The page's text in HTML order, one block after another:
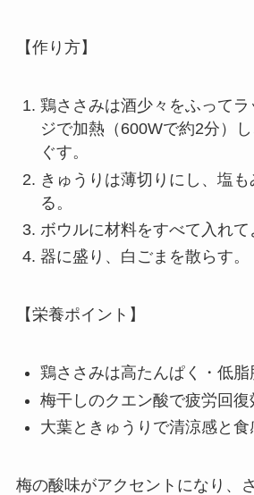
【作り方】
鶏ささみは酒少々をふって
ジで加熱（600Wで約2分）
ぐす。
きゅうりは薄切りにし、塩
る。
ボウルに材料をすべて入れて
器に盛り、白ごまを散らす。
【栄養ポイント】
鶏ささみは高たんぱく・低脂
梅干しのクエン酸で疲労回復
大葉ときゅうりで清涼感と食
梅の酸味がアクセントになり、